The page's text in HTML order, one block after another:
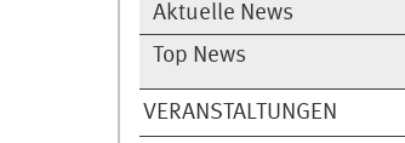
Aktuelle News
Top News
VERANSTALTUNGEN